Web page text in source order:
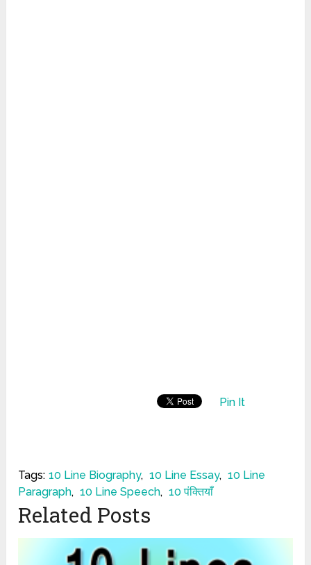
Pin It
Tags: 10 Line Biography, 10 Line Essay, 10 Line
Paragraph, 10 Line Speech, 10 पंक्तियाँ
Related Posts